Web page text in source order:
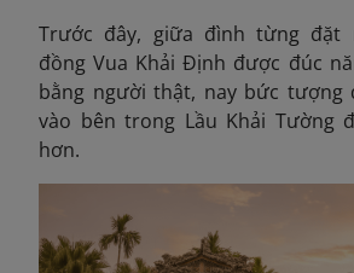
Trước đây, giữa đình từng đặt
đồng Vua Khải Định được đúc
bằng người thật, nay bức tượng
vào bên trong Lầu Khải Tường
hơn.